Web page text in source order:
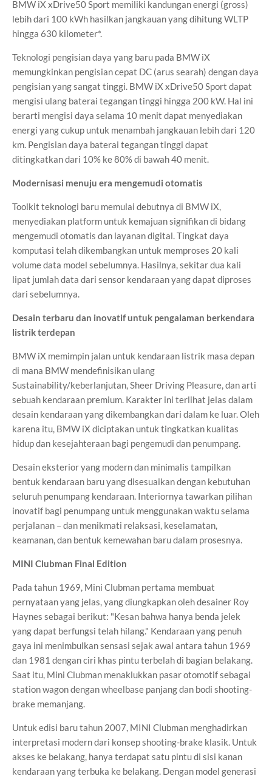
BMW iX xDrive50 Sport memiliki kandungan energi (gross)
lebih dari 100 kWh hasilkan jangkauan yang dihitung WLTP
hingga 630 kilometer*.
Teknologi pengisian daya yang baru pada BMW iX
memungkinkan pengisian cepat DC (arus searah) dengan daya
pengisian yang sangat tinggi. BMW iX xDrive50 Sport dapat
mengisi ulang baterai tegangan tinggi hingga 200 kW. Hal ini
berarti mengisi daya selama 10 menit dapat menyediakan
energi yang cukup untuk menambah jangkauan lebih dari 120
km. Pengisian daya baterai tegangan tinggi dapat
ditingkatkan dari 10% ke 80% di bawah 40 menit.
Modernisasi menuju era mengemudi otomatis
Toolkit teknologi baru memulai debutnya di BMW iX,
menyediakan platform untuk kemajuan signifikan di bidang
mengemudi otomatis dan layanan digital. Tingkat daya
komputasi telah dikembangkan untuk memproses 20 kali
volume data model sebelumnya. Hasilnya, sekitar dua kali
lipat jumlah data dari sensor kendaraan yang dapat diproses
dari sebelumnya.
Desain terbaru dan inovatif untuk pengalaman berkendara
listrik terdepan
BMW iX memimpin jalan untuk kendaraan listrik masa depan
di mana BMW mendefinisikan ulang
Sustainability/keberlanjutan, Sheer Driving Pleasure, dan arti
sebuah kendaraan premium. Karakter ini terlihat jelas dalam
desain kendaraan yang dikembangkan dari dalam ke luar. Oleh
karena itu, BMW iX diciptakan untuk tingkatkan kualitas
hidup dan kesejahteraan bagi pengemudi dan penumpang.
Desain eksterior yang modern dan minimalis tampilkan
bentuk kendaraan baru yang disesuaikan dengan kebutuhan
seluruh penumpang kendaraan. Interiornya tawarkan pilihan
inovatif bagi penumpang untuk menggunakan waktu selama
perjalanan – dan menikmati relaksasi, keselamatan,
keamanan, dan bentuk kemewahan baru dalam prosesnya.
MINI Clubman Final Edition
Pada tahun 1969, Mini Clubman pertama membuat
pernyataan yang jelas, yang diungkapkan oleh desainer Roy
Haynes sebagai berikut: "Kesan bahwa hanya benda jelek
yang dapat berfungsi telah hilang." Kendaraan yang penuh
gaya ini menimbulkan sensasi sejak awal antara tahun 1969
dan 1981 dengan ciri khas pintu terbelah di bagian belakang.
Saat itu, Mini Clubman menaklukkan pasar otomotif sebagai
station wagon dengan wheelbase panjang dan bodi shooting-
brake memanjang.
Untuk edisi baru tahun 2007, MINI Clubman menghadirkan
interpretasi modern dari konsep shooting-brake klasik. Untuk
akses ke belakang, hanya terdapat satu pintu di sisi kanan
kendaraan yang terbuka ke belakang. Dengan model generasi